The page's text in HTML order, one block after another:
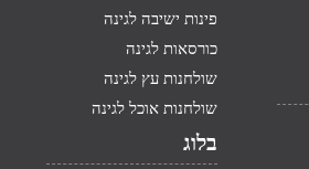
פינות ישיבה לגינה
כורסאות לגינה
שולחנות עץ לגינה
שולחנות אוכל לגינה
בלוג